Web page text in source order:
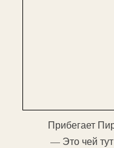
Прибегает
— Это чей